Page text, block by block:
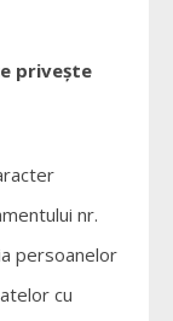
priveşte
nr.
persoanelor
cu